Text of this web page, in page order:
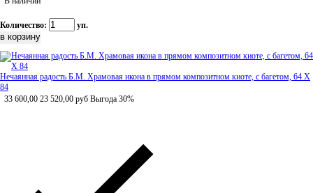
Количество: уп.
Нечаянная радость Б.М. Храмовая икона в прямом композитном киоте, с багетом, 64 Х
84
33 600,00 23 520,00 руб Выгода 30%